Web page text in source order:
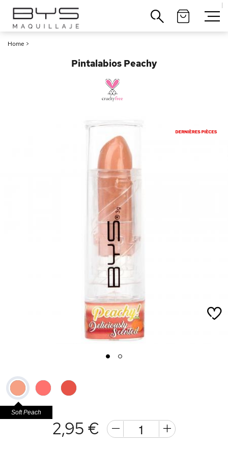
|
Home >
Pintalabios Peachy
1 2
2,95 €
Cerrar
Soft Peach